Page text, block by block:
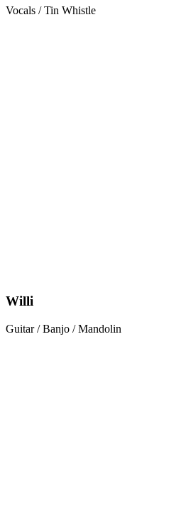
Vocals / Tin Whistle
Willi
Guitar / Banjo / Mandolin